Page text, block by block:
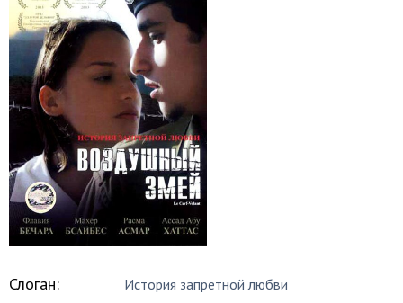
Слоган: История запретной любви